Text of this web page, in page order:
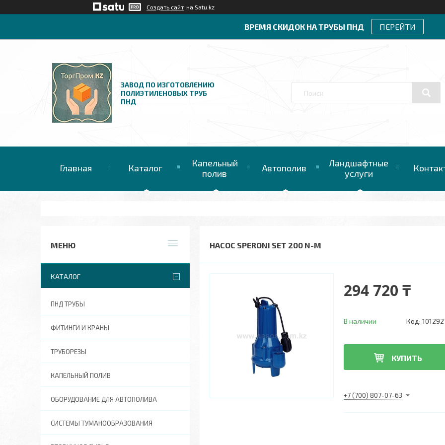
Создать сайт на Satu.kz
ВРЕМЯ СКИДОК НА ТРУБЫ ПНД ПЕРЕЙТИ
ЗАВОД ПО ИЗГОТОВЛЕНИЮ
ПОЛИЭТИЛЕНОВЫХ ТРУБ
ПНД
Главная Каталог
Капельный
полив
Автополив
Ландшафтные
услуги
НАСОС SPERONI SET 200 N-M
294 720 ₸
В наличии Код:
КУПИТЬ
+7 (700) 807-07-63
КАТАЛОГ
ПНД ТРУБЫ
ФИТИНГИ И КРАНЫ
ТРУБОРЕЗЫ
КАПЕЛЬНЫЙ ПОЛИВ
ОБОРУДОВАНИЕ ДЛЯ АВТОПОЛИВА
СИСТЕМЫ ТУМАНООБРАЗОВАНИЯ